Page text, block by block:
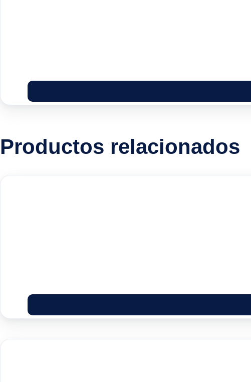
Productos relacionados